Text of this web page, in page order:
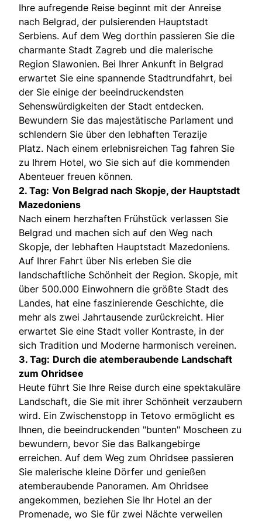
Ihre aufregende Reise beginnt mit der Anreise
nach Belgrad, der pulsierenden Hauptstadt
Serbiens. Auf dem Weg dorthin passieren Sie die
charmante Stadt Zagreb und die malerische
Region Slawonien. Bei Ihrer Ankunft in Belgrad
erwartet Sie eine spannende Stadtrundfahrt, bei
der Sie einige der beeindruckendsten
Sehenswürdigkeiten der Stadt entdecken.
Bewundern Sie das majestätische Parlament und
schlendern Sie über den lebhaften Terazije
Platz. Nach einem erlebnisreichen Tag fahren Sie
zu Ihrem Hotel, wo Sie sich auf die kommenden
Abenteuer freuen können.
2. Tag: Von Belgrad nach Skopje, der Hauptstadt
Mazedoniens
Nach einem herzhaften Frühstück verlassen Sie
Belgrad und machen sich auf den Weg nach
Skopje, der lebhaften Hauptstadt Mazedoniens.
Auf Ihrer Fahrt über Nis erleben Sie die
landschaftliche Schönheit der Region. Skopje, mit
über 500.000 Einwohnern die größte Stadt des
Landes, hat eine faszinierende Geschichte, die
mehr als zwei Jahrtausende zurückreicht. Hier
erwartet Sie eine Stadt voller Kontraste, in der
sich Tradition und Moderne harmonisch vereinen.
3. Tag: Durch die atemberaubende Landschaft
zum Ohridsee
Heute führt Sie Ihre Reise durch eine spektakuläre
Landschaft, die Sie mit ihrer Schönheit verzaubern
wird. Ein Zwischenstopp in Tetovo ermöglicht es
Ihnen, die beeindruckenden "bunten" Moscheen zu
bewundern, bevor Sie das Balkangebirge
erreichen. Auf dem Weg zum Ohridsee passieren
Sie malerische kleine Dörfer und genießen
atemberaubende Panoramen. Am Ohridsee
angekommen, beziehen Sie Ihr Hotel an der
Promenade, wo Sie für zwei Nächte verweilen